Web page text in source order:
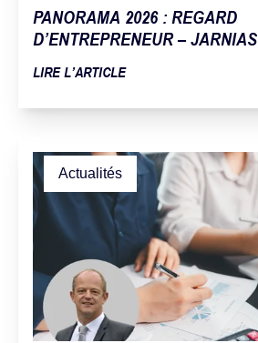
PANORAMA 2026 : REGARD
D’ENTREPRENEUR – JARNIAS
LIRE L’ARTICLE
Actualités